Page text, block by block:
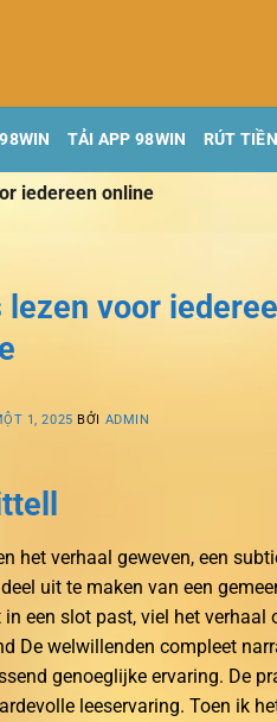
TẢI APP 98WIN RÚT
iedereen online
voor
1, 2025 BỞI ADMIN
het verhaal geweven, een
uit te maken van een
een slot past, viel het verhaal
De welwillenden compleet
genoeglijke ervaring. De
leeservaring. Toen ik